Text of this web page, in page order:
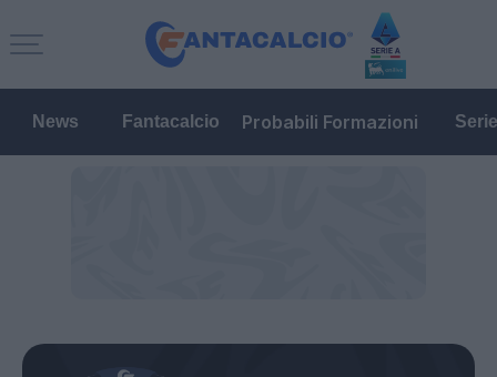
News Fantacalcio Probabili Formazioni